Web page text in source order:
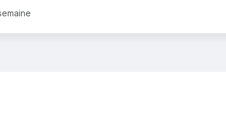
totale :